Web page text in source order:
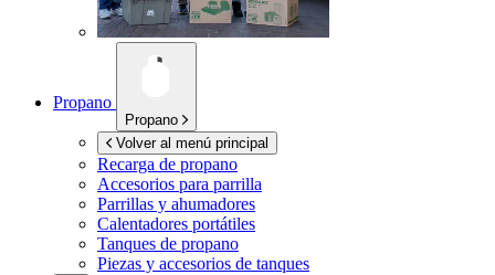
Propano
Propano
Volver al menú principal
Recarga de propano
Accesorios para parrilla
Parrillas y ahumadores
Calentadores portátiles
Tanques de propano
Piezas y accesorios de tanques